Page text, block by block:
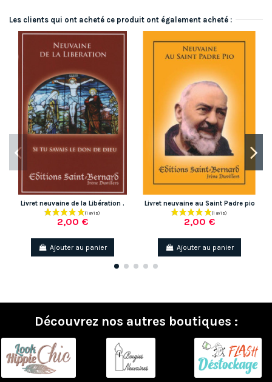
(19 avis)
Les clients qui ont acheté ce produit ont également acheté :
Livret neuvaine de la Libération .
2,00 €
Ajouter au panier
Livret neuvaine au Saint Padre pio
2,00 €
Ajouter au panier
Découvrez nos autres boutiques :